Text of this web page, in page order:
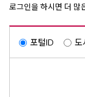
로그인을 하시면 더 많
포털ID 도